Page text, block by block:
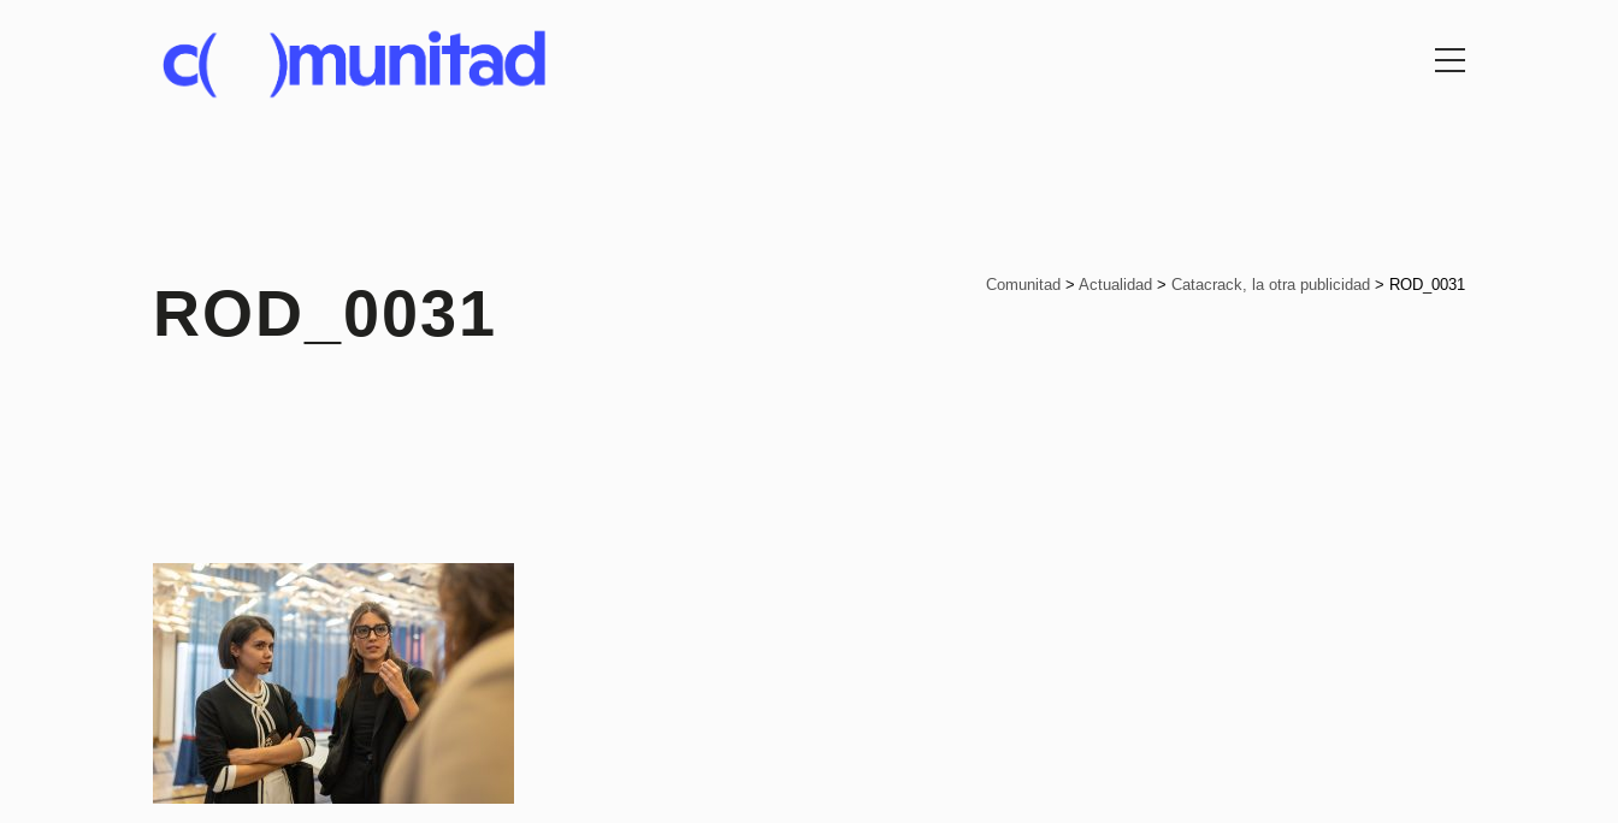
Comunitad > Actualidad > Catacrack, la otra publicidad > ROD_0031
ROD_0031